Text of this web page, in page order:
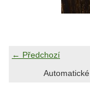
← Předchozí